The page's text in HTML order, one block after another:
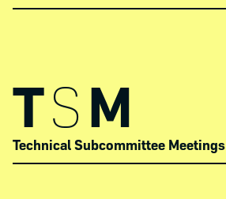
TSM
Technical Subcommittee Meetings